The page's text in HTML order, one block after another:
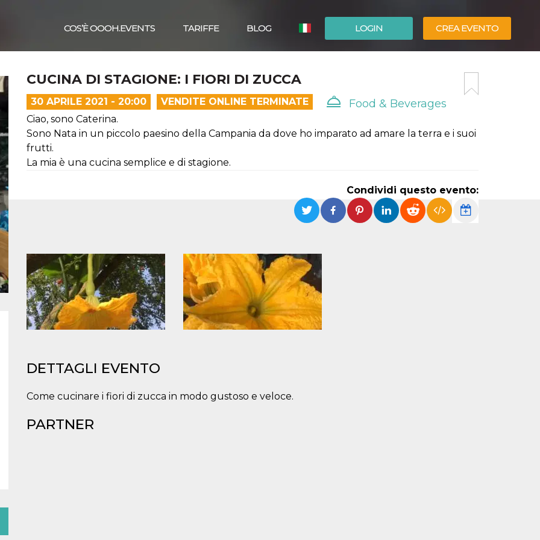
LOGIN CREA EVENTO
COS’È OOOH.EVENTS TARIFFE BLOG
CUCINA DI STAGIONE: I FIORI DI ZUCCA
30 APRILE 2021 - 20:00 VENDITE ONLINE TERMINATE Food & Beverages
Ciao, sono Caterina.
Sono Nata in un piccolo paesino della Campania da dove ho imparato ad amare la terra e i suoi
frutti.
La mia è una cucina semplice e di stagione.
Condividi questo evento:
DETTAGLI EVENTO
Come cucinare i fiori di zucca in modo gustoso e veloce.
PARTNER